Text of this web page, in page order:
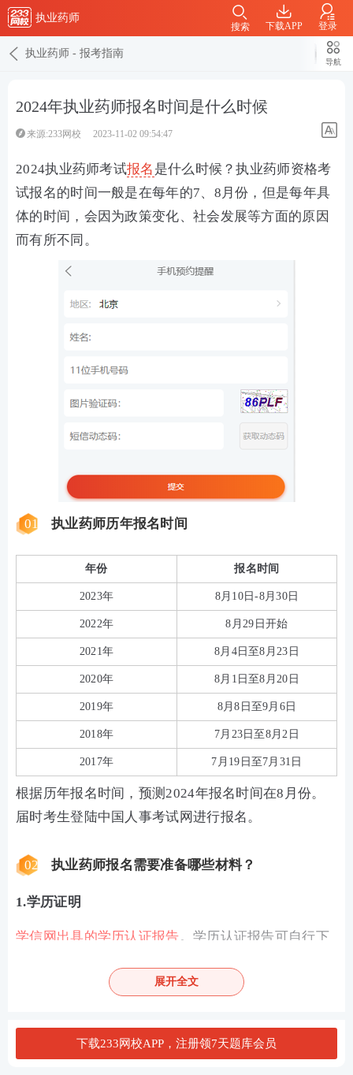
执业药师
下载APP 登录
搜索
执业药师 - 报考指南
导航
2024年执业药师报名时间是什么时候
来源:233网校 2023-11-02 09:54:47
2024执业药师考试报名 是什么时候？执业药师资格考
试报名的时间一般是在每年的7、8月份，但是每年具
体的时间，会因为政策变化、社会发展等方面的原因
而有所不同。
01 执业药师历年报名时间
年份 报名时间
2023年 8月10日-8月30日
2022年 8月29日开始
2021年 8月4日至8月23日
2020年 8月1日至8月20日
2019年 8月8日至9月6日
2018年 7月23日至8月2日
2017年 7月19日至7月31日
根据历年报名时间，预测2024年报名时间在8月份。
届时考生登陆中国人事考试网进行报名。
02 执业药师报名需要准备哪些材料？
1.学历证明
学信网出具的学历认证报告。学历认证报告可自行下
申请学历认证方法：
①可以通过网站查询的学历必须在中国高等教育学生
信息网(学信网)实名注册后，查询到的本人学历信息
展开全文
下载233网校APP，注册领7天题库会员